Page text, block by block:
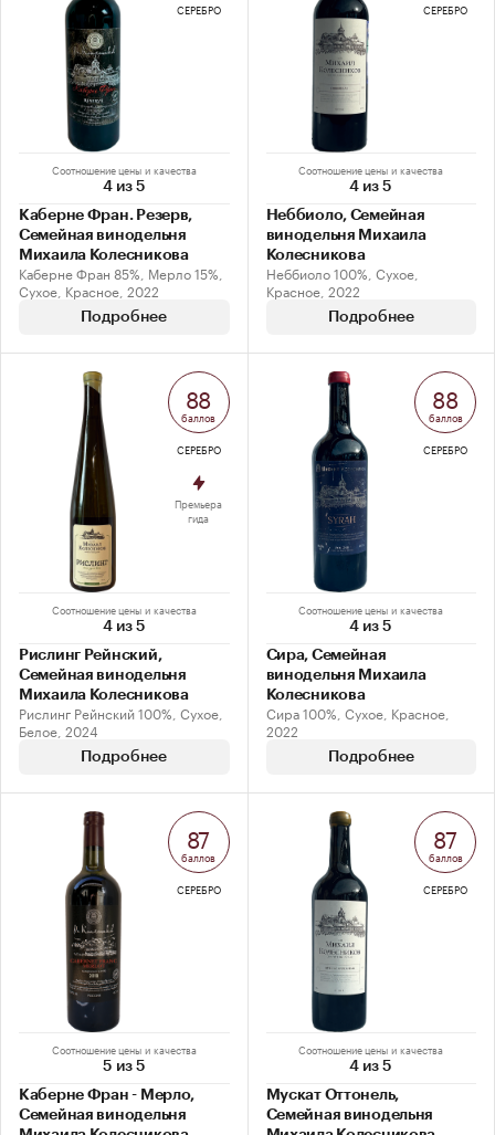
Соотношение цены и качества
4 из 5
Каберне Фран. Резерв,
Семейная винодельня
Михаила Колесникова
Каберне Фран 85%, Мерло 15%,
Сухое, Красное, 2022
Подробнее
СЕРЕБРО
Соотношение цены и качества
4 из 5
Неббиоло, Семейная
винодельня Михаила
Колесникова
Неббиоло 100%, Сухое,
Красное, 2022
Подробнее
СЕРЕБРО
Соотношение цены и качества
4 из 5
Рислинг Рейнский,
Семейная винодельня
Михаила Колесникова
Рислинг Рейнский 100%, Сухое,
Белое, 2024
Подробнее
88
баллов
СЕРЕБРО
Премьера
гида
Соотношение цены и качества
4 из 5
Сира, Семейная
винодельня Михаила
Колесникова
Сира 100%, Сухое, Красное,
2022
Подробнее
88
баллов
СЕРЕБРО
Соотношение цены и качества
5 из 5
Каберне Фран - Мерло,
Семейная винодельня
87
баллов
СЕРЕБРО
Соотношение цены и качества
4 из 5
Мускат Оттонель,
Семейная винодельня
87
баллов
СЕРЕБРО